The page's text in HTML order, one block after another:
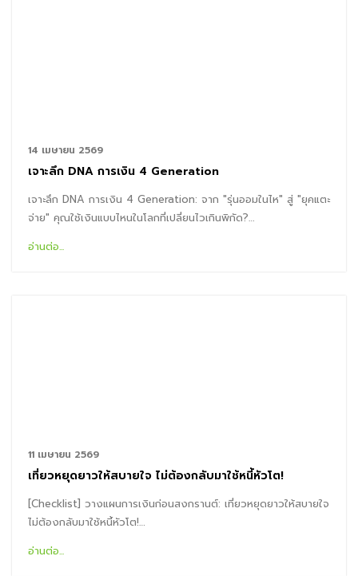
14 เมษายน 2569
เจาะลึก DNA การเงิน 4 Generation
เจาะลึก DNA การเงิน 4 Generation: จาก "รุ่นออมในไห" สู่ "ยุคแตะ
จ่าย" คุณใช้เงินแบบไหนในโลกที่เปลี่ยนไวเกินพิกัด?…
อ่านต่อ...
11 เมษายน 2569
เที่ยวหยุดยาวให้สบายใจ ไม่ต้องกลับมาใช้หนี้หัวโต!
[Checklist] วางแผนการเงินก่อนสงกรานต์: เที่ยวหยุดยาวให้สบายใจ
ไม่ต้องกลับมาใช้หนี้หัวโต!…
อ่านต่อ...